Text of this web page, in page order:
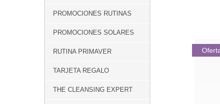
PROMOCIONES RUTINAS
PROMOCIONES SOLARES
RUTINA PRIMAVER
TARJETA REGALO
THE CLEANSING EXPERT